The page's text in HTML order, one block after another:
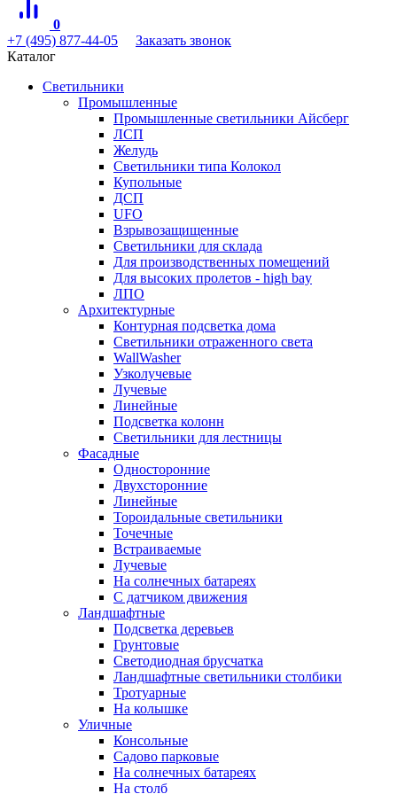
0
+7 (495) 877-44-05
Заказать звонок
Каталог
Светильники
Промышленные
Промышленные светильники Айсберг
ЛСП
Желудь
Светильники типа Колокол
Купольные
ДСП
UFO
Взрывозащищенные
Светильники для склада
Для производственных помещений
Для высоких пролетов - high bay
ЛПО
Архитектурные
Контурная подсветка дома
Светильники отраженного света
WallWasher
Узколучевые
Лучевые
Линейные
Подсветка колонн
Светильники для лестницы
Фасадные
Односторонние
Двухсторонние
Линейные
Тороидальные светильники
Точечные
Встраиваемые
Лучевые
На солнечных батареях
С датчиком движения
Ландшафтные
Подсветка деревьев
Грунтовые
Светодиодная брусчатка
Ландшафтные светильники столбики
Тротуарные
На колышке
Уличные
Консольные
Садово парковые
На солнечных батареях
На столб